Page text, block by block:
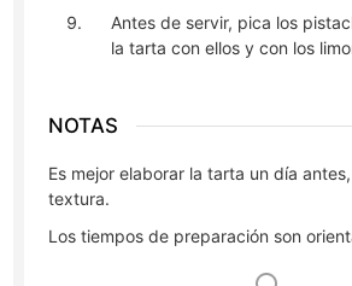
Antes de servir, pica los
la tarta con ellos y con los
NOTAS
Es mejor elaborar la tarta un día
textura.
Los tiempos de preparación son